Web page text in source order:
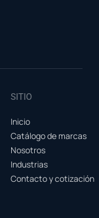
SITIO
Inicio
Catálogo de marcas
Nosotros
Industrias
Contacto y cotización